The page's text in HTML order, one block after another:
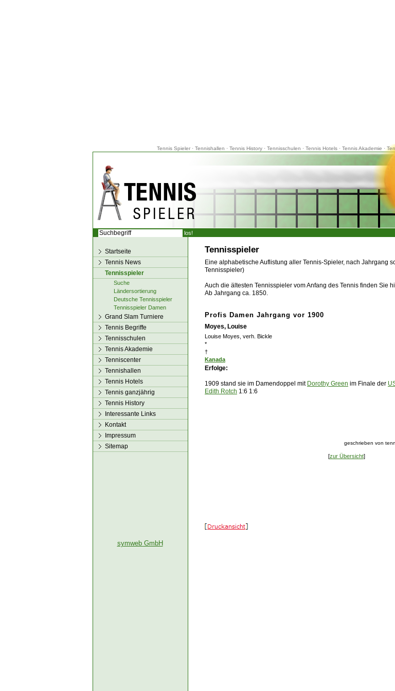
Tennis Spieler· Tennishallen · Tennis History· Tennisschulen · Tennis Hotels · Tennis Akademie ·
Tennisspieler
Eine alphabetische Auflistung aller Tennis-Spieler, nach Jahrgang
Tennisspieler)
Auch die ältesten Tennisspieler vom Anfang des Tennis finden Sie
Ab Jahrgang ca. 1850.
Profis Damen Jahrgang vor 1900
Moyes, Louise
Louise Moyes, verh. Bickle
*
†
Kanada
Erfolge:
1909 stand sie im Damendoppel mit Dorothy Green im Finale der
Edith Rotch 1:6 1:6
geschrieben von
[zur Übersicht]
Startseite
Tennis News
Tennisspieler
Suche
Ländersortierung
Deutsche Tennisspieler
Tennisspieler Damen
Grand Slam Turniere
Tennis Begriffe
Tennisschulen
Tennis Akademie
Tenniscenter
Tennishallen
Tennis Hotels
Tennis ganzjährig
Tennis History
Interessante Links
Kontakt
Impressum
Sitemap
symweb GmbH
los!